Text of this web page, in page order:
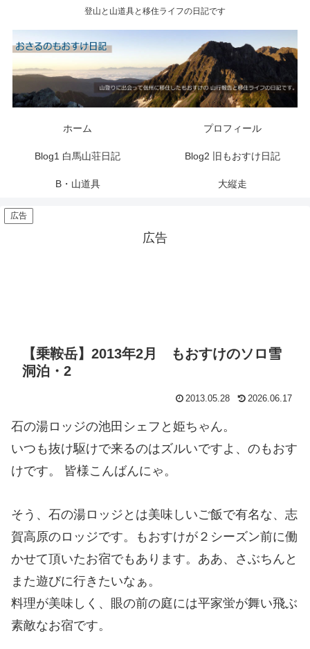
登山と山道具と移住ライフの日記です
ホーム プロフィール
Blog1 白馬山荘日記 Blog2 旧もおすけ日記
B・山道具 大縦走
広告
広告
【乗鞍岳】2013年2月 もおすけのソロ雪
洞泊・2
2013.05.28 2026.06.17
石の湯ロッジの池田シェフと姫ちゃん。
いつも抜け駆けで来るのはズルいですよ、のもおす
けです。 皆様こんばんにゃ。
そう、石の湯ロッジとは美味しいご飯で有名な、志
賀高原のロッジです。もおすけが２シーズン前に働
かせて頂いたお宿でもあります。ああ、さぶちんと
また遊びに行きたいなぁ。
料理が美味しく、眼の前の庭には平家蛍が舞い飛ぶ
素敵なお宿です。